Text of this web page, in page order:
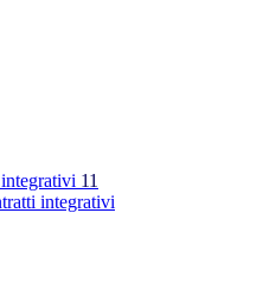
11
integrativi